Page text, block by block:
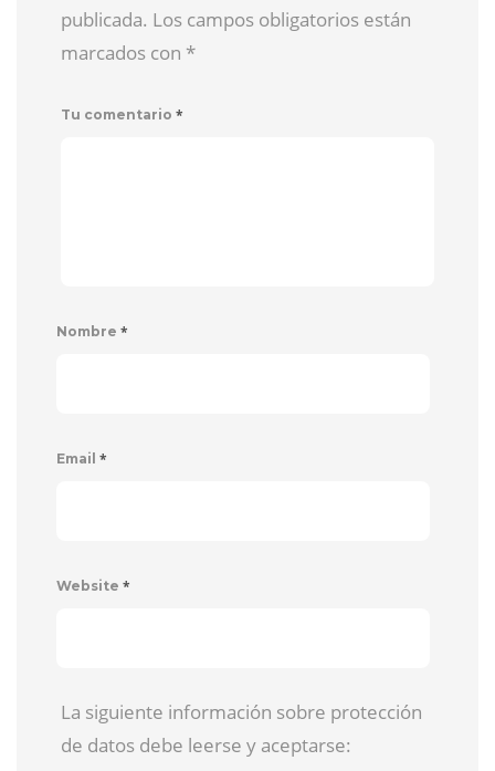
publicada. Los campos obligatorios están
marcados con *
Tu comentario *
Nombre *
Email *
Website *
La siguiente información sobre protección
de datos debe leerse y aceptarse: